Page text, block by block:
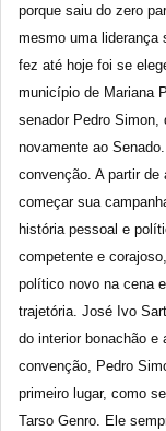
porque saiu do zero
mesmo uma liderança
fez até hoje foi se
município de Mariana
senador Pedro Simon,
novamente ao
convenção. A partir de
começar sua
história pessoal e
competente e
político novo na cena
trajetória. José Ivo
do interior bonachão
convenção, Pedro
primeiro lugar, como
Tarso Genro. Ele